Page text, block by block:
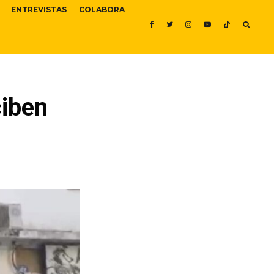
ENTREVISTAS COLABORA